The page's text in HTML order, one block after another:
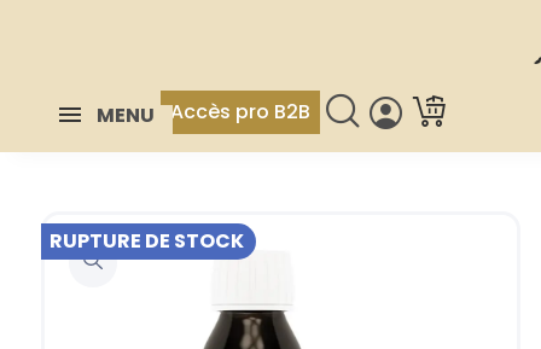
MENU Accès pro B2B
RUPTURE DE STOCK